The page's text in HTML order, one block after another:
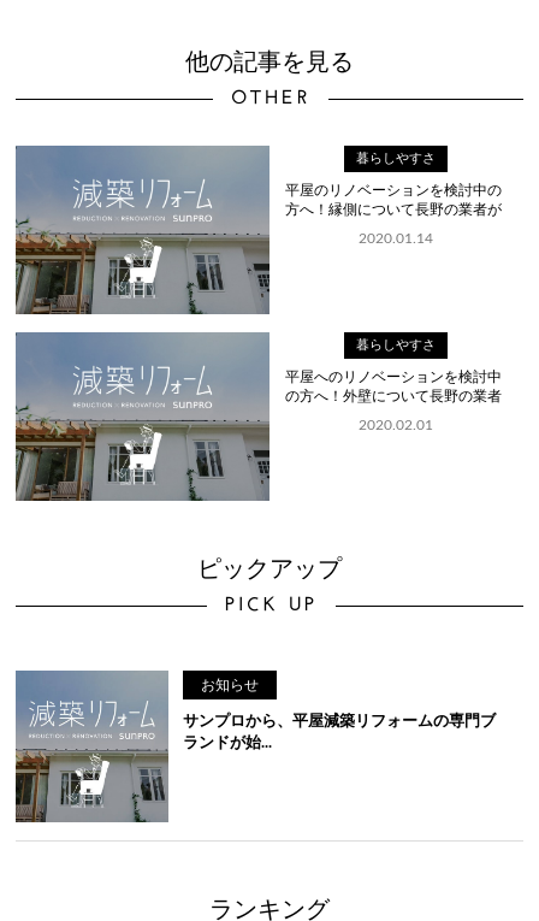
他の記事を見る
OTHER
暮らしやすさ
平屋のリノベーションを検討中の
方へ！縁側について長野の業者が
2020.01.14
暮らしやすさ
平屋へのリノベーションを検討中
の方へ！外壁について長野の業者
2020.02.01
ピックアップ
PICK UP
お知らせ
サンプロから、平屋減築リフォームの専門ブ
ランドが始...
ランキング